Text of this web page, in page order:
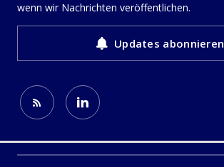
wenn wir Nachrichten veröffentlichen.
Updates abonnieren